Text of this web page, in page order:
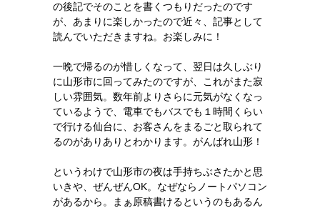
の後記でそのことを書くつもりだったのです
が、あまりに楽しかったので近々、記事として
読んでいただきますね。お楽しみに！
一晩で帰るのが惜しくなって、翌日は久しぶり
に山形市に回ってみたのですが、これがまた寂
しい雰囲気。数年前よりさらに元気がなくなっ
ているようで、電車でもバスでも１時間くらい
で行ける仙台に、お客さんをまるごと取られて
るのがありありとわかります。がんばれ山形！
というわけで山形市の夜は手持ちぶさたかと思
いきや、ぜんぜんOK。なぜならノートパソコン
があるから。まぁ原稿書けるというのもあるん